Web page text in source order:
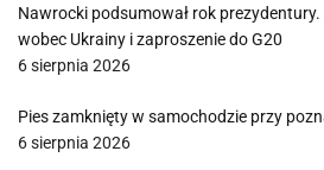
Nawrocki podsumował rok prezydentury.
wobec Ukrainy i zaproszenie do G20
6 sierpnia 2026
Pies zamknięty w samochodzie przy
6 sierpnia 2026